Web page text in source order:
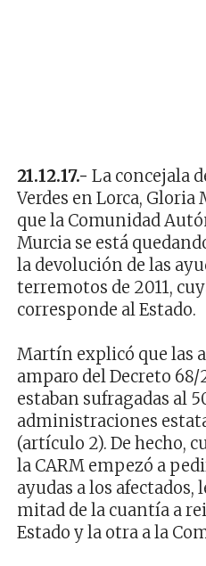
21.12.17.- La concejala
Verdes en Lorca,
que la Comunidad
Murcia se está
la devolución de las
terremotos de 2011,
corresponde al Estado.
Martín explicó que las
amparo del Decreto 68/
estaban sufragadas al
administraciones
(artículo 2). De hecho,
la CARM empezó a
ayudas a los
mitad de la cuantía a
Estado y la otra a la